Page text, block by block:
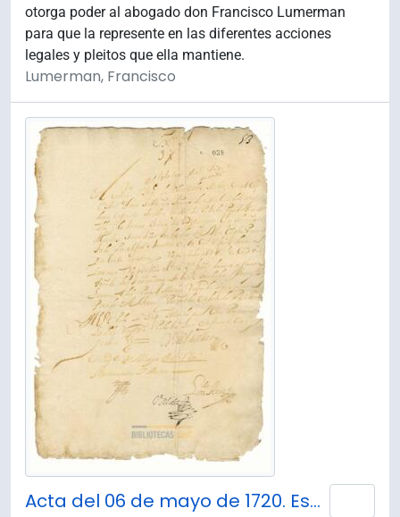
otorga poder al abogado don Francisco Lumerman
para que la represente en las diferentes acciones
legales y pleitos que ella mantiene.
Lumerman, Francisco
Acta del 06 de mayo de 1720. Escrito del Molino del Siego [sic]